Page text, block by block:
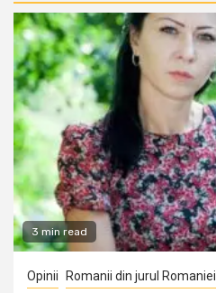
3 min read
Opinii Romanii din jurul Romaniei